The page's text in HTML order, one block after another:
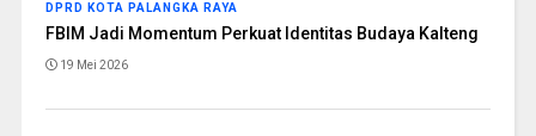
DPRD KOTA PALANGKA RAYA
FBIM Jadi Momentum Perkuat Identitas Budaya Kalteng
19 Mei 2026